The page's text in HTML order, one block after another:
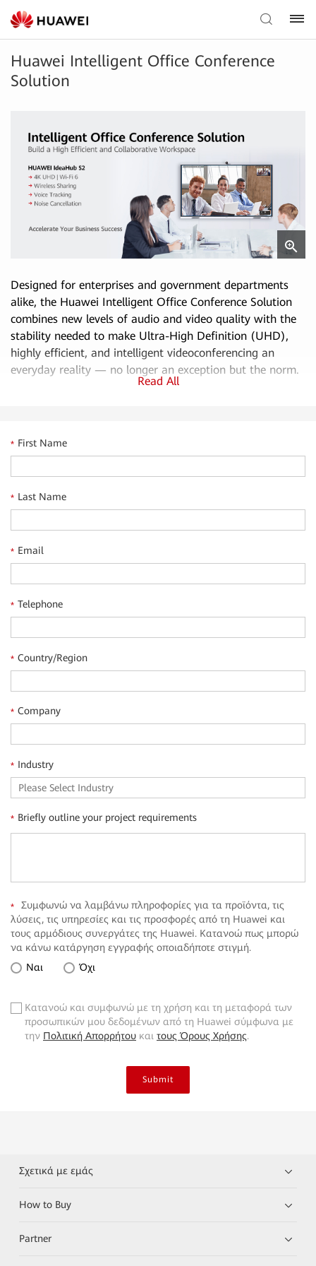
Huawei Intelligent Office Conference
Solution
Designed for enterprises and government departments
alike, the Huawei Intelligent Office Conference Solution
combines new levels of audio and video quality with the
stability needed to make Ultra-High Definition (UHD),
highly efficient, and intelligent videoconferencing an
everyday reality — no longer an exception but the norm.
workforce. That's a win for all.
• Simple wireless screen sharing in an instant.
• 16ms ultra-low writing latency and a 4K soft light
Want to know more? Please visit:Intelligent Office
Read All
* First Name
* Last Name
* Email
* Telephone
* Country/Region
* Company
* Industry
* Briefly outline your project requirements
*
Συμφωνώ να λαμβάνω πληροφορίες για τα προϊόντα, τις
λύσεις, τις υπηρεσίες και τις προσφορές από τη Huawei και
τους αρμόδιους συνεργάτες της Huawei. Κατανοώ πως μπορώ
να κάνω κατάργηση εγγραφής οποιαδήποτε στιγμή.
Ναι
Όχι
Κατανοώ και συμφωνώ με τη χρήση και τη μεταφορά των
προσωπικών μου δεδομένων από τη Huawei σύμφωνα με
την Πολιτική Απορρήτου και τους Όρους Χρήσης.
Submit
Σχετικά με εμάς
How to Buy
Partner